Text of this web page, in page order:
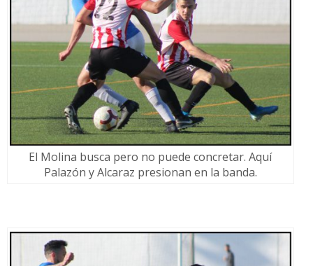
El Molina busca pero no puede concretar. Aquí
Palazón y Alcaraz presionan en la banda.